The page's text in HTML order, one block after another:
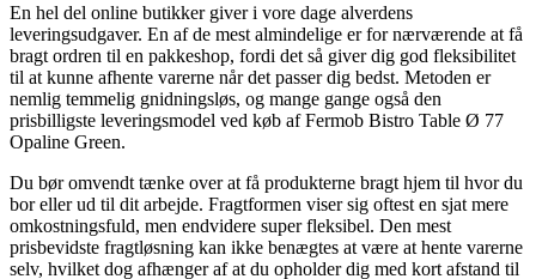
En hel del online butikker giver i vore dage alverdens
leveringsudgaver. En af de mest almindelige er for nærværende at få
bragt ordren til en pakkeshop, fordi det så giver dig god fleksibilitet
til at kunne afhente varerne når det passer dig bedst. Metoden er
nemlig temmelig gnidningsløs, og mange gange også den
prisbilligste leveringsmodel ved køb af Fermob Bistro Table Ø 77
Opaline Green.
Du bør omvendt tænke over at få produkterne bragt hjem til hvor du
bor eller ud til dit arbejde. Fragtformen viser sig oftest en sjat mere
omkostningsfuld, men endvidere super fleksibel. Den mest
prisbevidste fragtløsning kan ikke benægtes at være at hente varerne
selv, hvilket dog afhænger af at du opholder dig med kort afstand til